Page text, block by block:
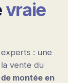
vraie
: une
vente du
montée en